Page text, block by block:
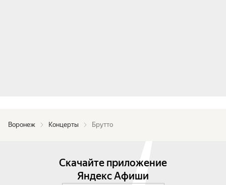
Воронеж Концерты Брутто
Скачайте приложение
Яндекс Афиши